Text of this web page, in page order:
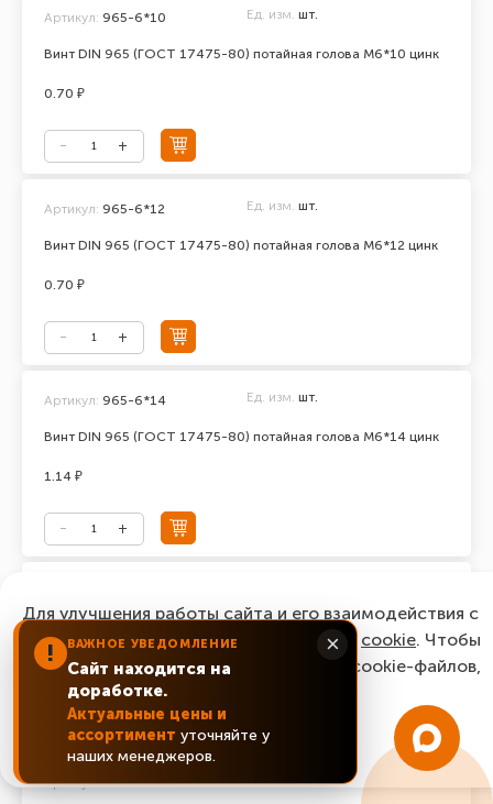
Винт DIN 965 (ГОСТ 17475-80) потайная голова М6*10 цинк
Артикул: 965-6*10 Ед. изм. шт.
0.70 ₽
Винт DIN 965 (ГОСТ 17475-80) потайная голова М6*12 цинк
Артикул: 965-6*12 Ед. изм. шт.
0.70 ₽
Винт DIN 965 (ГОСТ 17475-80) потайная голова М6*14 цинк
Артикул: 965-6*14 Ед. изм. шт.
1.14 ₽
Винт DIN 965 (ГОСТ 17475-80) потайная голова М6*16 цинк
0.87 ₽
Артикул: 965-6*20 Ед. изм. шт.
! ВАЖНОЕ УВЕДОМЛЕНИЕ
Сайт находится на
доработке.
Актуальные цены и
ассортимент уточняйте у
наших менеджеров.
×
Для улучшения работы сайта и его взаимодействия с
пользователями мы используем файлы cookie. Чтобы
согласиться с нашим использованием cookie-файлов,
нажмите “Ок, понятно!”
ОК, понятно!